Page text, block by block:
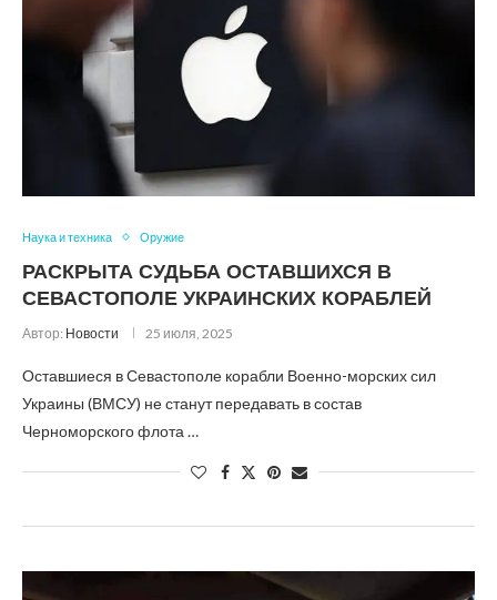
Наука и техника Оружие
РАСКРЫТА СУДЬБА ОСТАВШИХСЯ В
СЕВАСТОПОЛЕ УКРАИНСКИХ КОРАБЛЕЙ
Автор: Новости 25 июля, 2025
Оставшиеся в Севастополе корабли Военно-морских сил
Украины (ВМСУ) не станут передавать в состав
Черноморского флота …